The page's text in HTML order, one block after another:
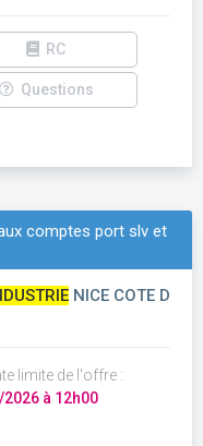
RC
Questions
comptes port slv et
NICE COTE D
limite de l'offre :
à 12h00